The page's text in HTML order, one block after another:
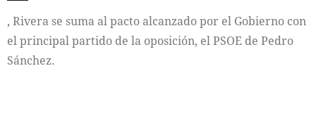
, Rivera se suma al pacto alcanzado por el Gobierno con
el principal partido de la oposición, el PSOE de Pedro
Sánchez.